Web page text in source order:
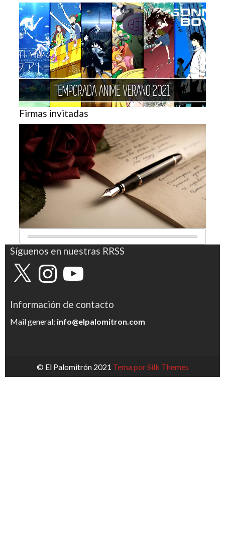
Firmas invitadas
Síguenos en nuestras RRSS
X InstagramYouTube
Información de contacto
Mail general: info@elpalomitron.com
© El Palomitrón 2021 Tema por Silk Themes